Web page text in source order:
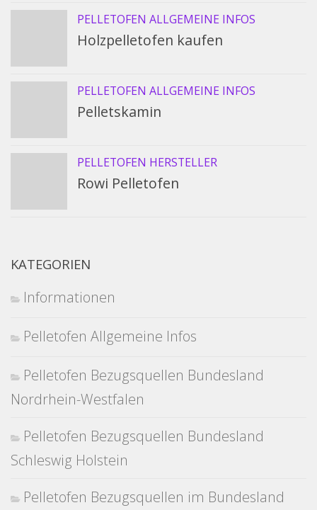
PELLETOFEN ALLGEMEINE INFOS
Holzpelletofen kaufen
PELLETOFEN ALLGEMEINE INFOS
Pelletskamin
PELLETOFEN HERSTELLER
Rowi Pelletofen
KATEGORIEN
Informationen
Pelletofen Allgemeine Infos
Pelletofen Bezugsquellen Bundesland
Nordrhein-Westfalen
Pelletofen Bezugsquellen Bundesland
Schleswig Holstein
Pelletofen Bezugsquellen im Bundesland